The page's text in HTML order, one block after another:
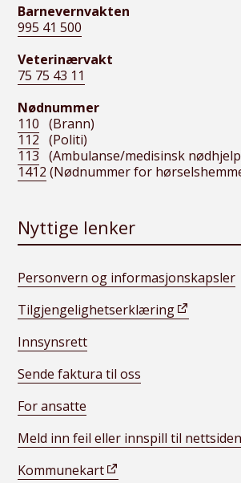
Barnevernvakten
995 41 500
Veterinærvakt
75 75 43 11
Nødnummer
110 (Brann)
112 (Politi)
113 (Ambulanse/medisinsk
1412 (Nødnummer for
Nyttige lenker
Personvern og informasjonskapsler
Tilgjengelighetserklæring
Innsynsrett
Sende faktura til oss
For ansatte
Meld inn feil eller innspill til nettsiden
Kommunekart